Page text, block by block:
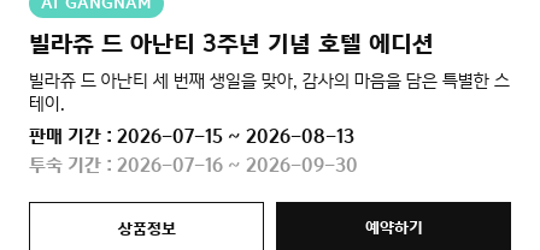
빌라쥬 드 아난티 3주년 기념 호텔 에디션
빌라쥬 드 아난티 세 번째 생일을 맞아, 감사의 마음을 담은 특별한 스
테이.
판매 기간 : 2026-07-15 ~ 2026-08-13
투숙 기간 : 2026-07-16 ~ 2026-09-30
상품정보 예약하기